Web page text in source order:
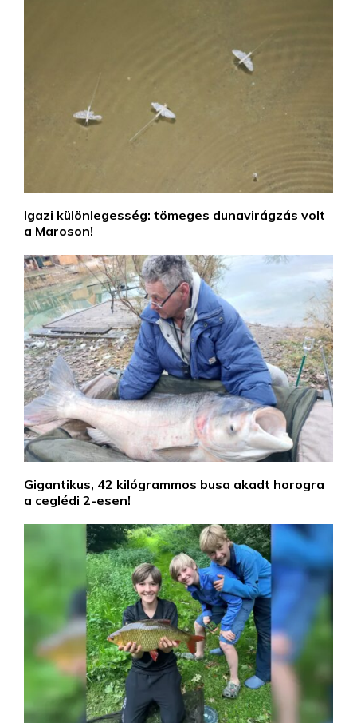
Igazi különlegesség: tömeges dunavirágzás volt
a Maroson!
Gigantikus, 42 kilógrammos busa akadt horogra
a ceglédi 2-esen!